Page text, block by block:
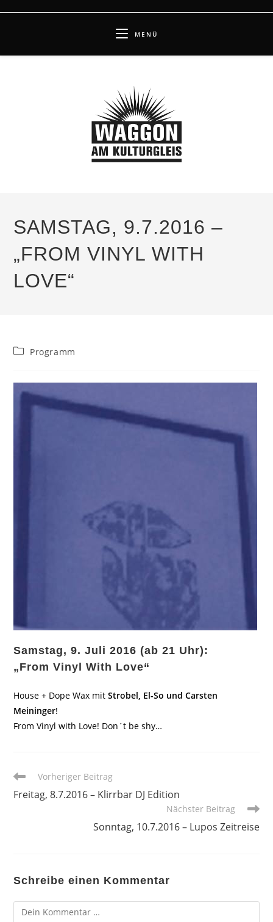
MENÜ
SAMSTAG, 9.7.2016 –
„FROM VINYL WITH
LOVE“
Beitrags-
Programm
Samstag, 9. Juli 2016 (ab 21 Uhr):
„From Vinyl With Love“
House + Dope Wax mitStrobel, El-So und Carsten
Meininger!
From Vinyl with Love! Don´t be shy…
Weitere
ansehen
Vorheriger Beitrag
Freitag, 8.7.2016 – Klirrbar DJ Edition
Nächster Beitrag
Sonntag, 10.7.2016 – Lupos Zeitreise
Schreibe einen Kommentar
Kommentar